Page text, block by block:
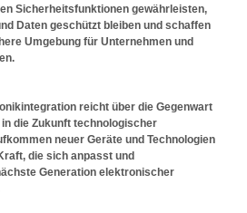
Sicherheitsfunktionen gewährleisten,
Daten geschützt bleiben und schaffen
Umgebung für Unternehmen und
reicht über die Gegenwart
die Zukunft technologischer
neuer Geräte und Technologien
die sich anpasst und
Generation elektronischer